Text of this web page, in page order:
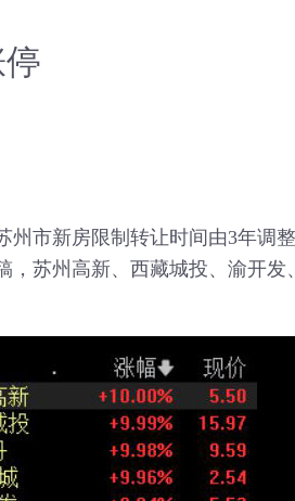
市新房限制转让时间由3年调
苏州高新、西藏城投、渝开发